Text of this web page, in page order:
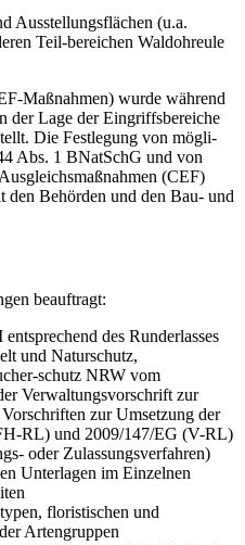
Ausstellungsflächen (u.a.
Teil-bereichen Waldohreule
Maßnahmen) wurde während
der Lage der Eingriffsbereiche
Die Festlegung von mögli-
Abs. 1 BNatSchG und von
(CEF)
den Behörden und den Bau- und
beauftragt:
des Runderlasses
und Naturschutz,
schutz NRW vom
Verwaltungsvorschrift zur
zur Umsetzung der
RL) und 2009/147/EG (V-RL)
oder Zulassungsverfahren)
Unterlagen im Einzelnen
floristischen und
Artengruppen